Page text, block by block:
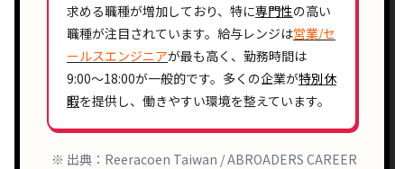
求める職種が増加しており、特に専門性の高い
職種が注目されています。給与レンジは営業/セ
ールスエンジニアが最も高く、勤務時間は
9:00〜18:00が一般的です。多くの企業が特別休
暇を提供し、働きやすい環境を整えています。
※ 出典：Reeracoen Taiwan / ABROADERS CAREER